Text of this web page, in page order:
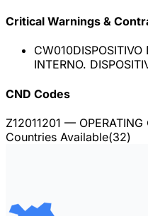
Critical Warnings &
CW010
INTERNO.
CND Codes
Z12011201 — OPERATING
Countries Available(32)